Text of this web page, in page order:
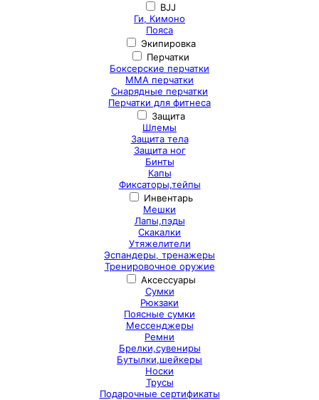
BJJ
Ги, Кимоно
Пояса
Экипировка
Перчатки
Боксерские перчатки
ММА перчатки
Снарядные перчатки
Перчатки для фитнеса
Защита
Шлемы
Защита тела
Защита ног
Бинты
Капы
Фиксаторы,тейпы
Инвентарь
Мешки
Лапы,пэды
Скакалки
Утяжелители
Эспандеры, тренажеры
Тренировочное оружие
Аксессуары
Сумки
Рюкзаки
Поясные сумки
Мессенджеры
Ремни
Брелки,сувениры
Бутылки,шейкеры
Носки
Трусы
Подарочные сертификаты